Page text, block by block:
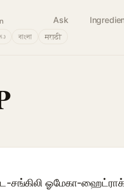
Ask
বাংলা मराठी
சங்கிலி ஓமேகா-